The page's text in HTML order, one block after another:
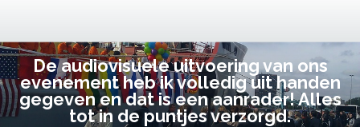
De audiovisuele uitvoering van ons
evenement heb ik volledig uit handen
gegeven en dat is een aanrader! Alles
tot in de puntjes verzorgd.